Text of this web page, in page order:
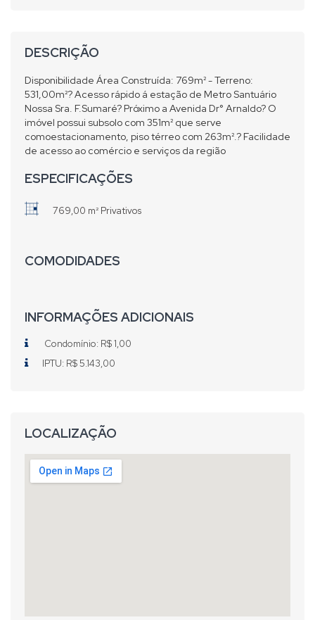
DESCRIÇÃO
Disponibilidade Área Construída: 769m² - Terreno:
531,00m²? Acesso rápido á estação de Metro Santuário
Nossa Sra. F.Sumaré? Próximo a Avenida Dr° Arnaldo? O
imóvel possui subsolo com 351m² que serve
comoestacionamento, piso térreo com 263m².? Facilidade
de acesso ao comércio e serviços da região
ESPECIFICAÇÕES
769,00 m² Privativos
COMODIDADES
INFORMAÇÕES ADICIONAIS
Condomínio: R$ 1,00
IPTU: R$ 5.143,00
LOCALIZAÇÃO